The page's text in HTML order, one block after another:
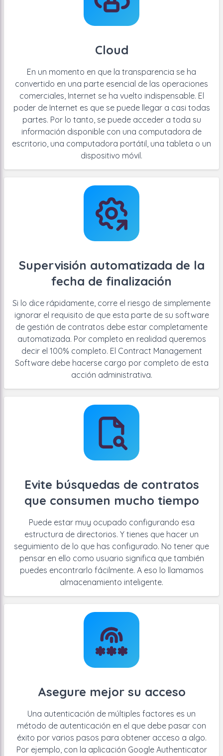
Cloud
En un momento en que la transparencia se ha
convertido en una parte esencial de las operaciones
comerciales, Internet se ha vuelto indispensable. El
poder de Internet es que se puede llegar a casi todas
partes. Por lo tanto, se puede acceder a toda su
información disponible con una computadora de
escritorio, una computadora portátil, una tableta o un
dispositivo móvil.
Supervisión automatizada de la
fecha de finalización
Si lo dice rápidamente, corre el riesgo de simplemente
ignorar el requisito de que esta parte de su software
de gestión de contratos debe estar completamente
automatizada. Por completo en realidad queremos
decir el 100% completo. El Contract Management
Software debe hacerse cargo por completo de esta
acción administrativa.
Evite búsquedas de contratos
que consumen mucho tiempo
Puede estar muy ocupado configurando esa
estructura de directorios. Y tienes que hacer un
seguimiento de lo que has configurado. No tener que
pensar en ello como usuario significa que también
puedes encontrarlo fácilmente. A eso lo llamamos
almacenamiento inteligente.
Asegure mejor su acceso
Una autenticación de múltiples factores es un
método de autenticación en el que debe pasar con
éxito por varios pasos para obtener acceso a algo.
Por ejemplo, con la aplicación Google Authenticator